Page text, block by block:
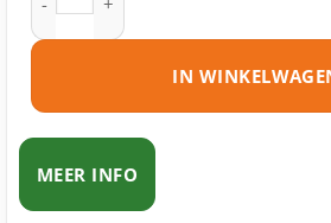
IN
MEER INFO